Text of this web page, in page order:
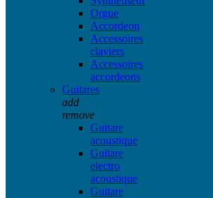
Orgue
Accordeon
Accessoires
claviers
Accessoires
accordeons
Guitares
add
remove
Guitare
acoustique
Guitare
electro
acoustique
Guitare